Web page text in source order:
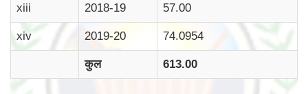
xiii 2018-19 57.00
xiv 2019-20 74.0954
कुल 613.00